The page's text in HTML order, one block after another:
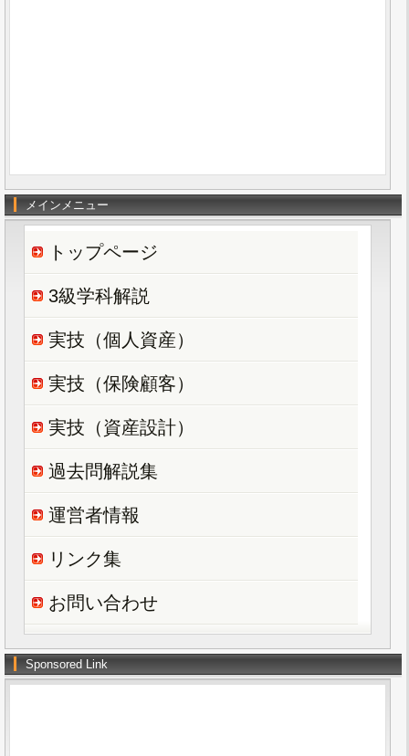
メインメニュー
トップページ
3級学科解説
実技（個人資産）
実技（保険顧客）
実技（資産設計）
過去問解説集
運営者情報
リンク集
お問い合わせ
Sponsored Link